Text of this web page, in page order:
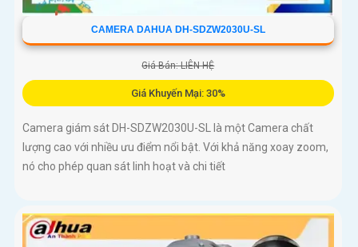
CAMERA DAHUA DH-SDZW2030U-SL
Giá Bán: LIÊN HỆ
Giá Khuyến Mại: 30%
Camera giám sát DH-SDZW2030U-SL là một Camera chất
lượng cao với nhiều ưu điểm nổi bật. Với khả năng xoay zoom,
nó cho phép quan sát linh hoạt và chi tiết